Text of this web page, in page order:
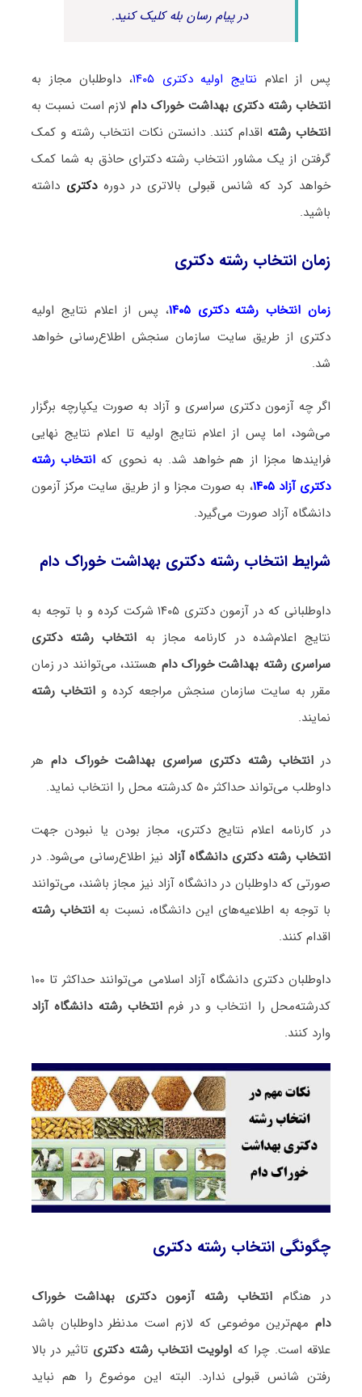
در پیام رسان بله کلیک کنید.
پس از اعلام نتایج اولیه دکتری ۱۴۰۵
، داوطلبان مجاز به
انتخاب رشته دکتری بهداشت خوراک دام لازم است نسبت به
انتخاب رشته اقدام کنند. دانستن نکات انتخاب رشته و کمک
گرفتن از یک مشاور انتخاب رشته دکترای حاذق به شما کمک
خواهد کرد که شانس قبولی بالاتری در دورهدکتری داشته
باشید.
زمان انتخاب رشته دکتری
زمان انتخاب رشته دکتری ۱۴۰۵
، پس از اعلام نتایج اولیه
دکتری از طریق سایت سازمان سنجش اطلاع‌رسانی خواهد
شد.
اگر چه آزمون دکتری سراسری و آزاد به صورت یکپارچه برگزار
می‌شود، اما پس از اعلام نتایج اولیه تا اعلام نتایج نهایی
فرایندها مجزا از هم خواهد شد. به نحوی که انتخاب رشته
دکتری آزاد ۱۴۰۵
، به صورت مجزا و از طریق سایت مرکز آزمون
دانشگاه آزاد صورت می‌گیرد.
شرایط انتخاب رشته دکتری بهداشت خوراک دام
داوطلبانی که در آزمون دکتری ۱۴۰۵ شرکت کرده و با توجه به
نتایج اعلام‌شده در کارنامه مجاز به انتخاب رشته دکتری
سراسری رشته بهداشت خوراک دام هستند، می‌توانند در زمان
مقرر به سایت سازمان سنجش مراجعه کرده و انتخاب رشته
نمایند.
درانتخاب رشته دکتری سراسری بهداشت خوراک دامهر
داوطلب می‌تواند حداکثر ۵۰ کدرشته محل را انتخاب نماید.
در کارنامه اعلام نتایج دکتری، مجاز بودن یا نبودن جهت
انتخاب رشته دکتری دانشگاه آزاد نیز اطلاع‌رسانی می‌شود. در
صورتی که داوطلبان در دانشگاه آزاد نیز مجاز باشند، می‌توانند
با توجه به اطلاعیه‌های این دانشگاه، نسبت به انتخاب رشته
اقدام کنند.
داوطلبان دکتری دانشگاه آزاد اسلامی می‌توانند حداکثر تا ۱۰۰
کدرشته‌محل را انتخاب و در فرم انتخاب رشته دانشگاه آزاد
وارد کنند.
چگونگی انتخاب رشته دکتری
در هنگام انتخاب رشته آزمون دکتری بهداشت خوراک
داممهم‌ترین موضوعی که لازم است مدنظر داوطلبان باشد
علاقه است. چرا که اولویت انتخاب رشته دکتری تاثیر در بالا
رفتن شانس قبولی ندارد. البته این موضوع را هم نباید